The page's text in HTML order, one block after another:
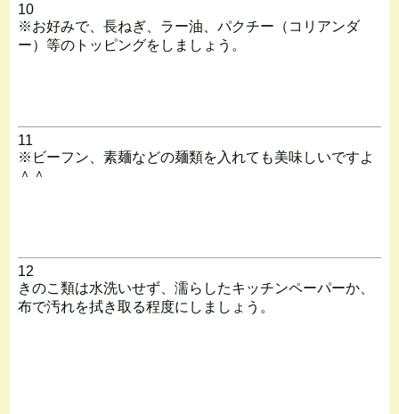
10
※お好みで、長ねぎ、ラー油、パクチー（コリアンダ
ー）等のトッピングをしましょう。
11
※ビーフン、素麺などの麺類を入れても美味しいですよ
＾＾
12
きのこ類は水洗いせず、濡らしたキッチンペーパーか、
布で汚れを拭き取る程度にしましょう。